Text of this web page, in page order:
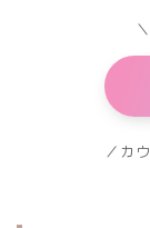
／カ